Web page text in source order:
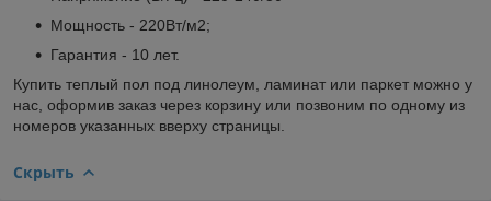
Мощность - 220Вт/м2;
Гарантия - 10 лет.
Купить теплый пол под линолеум, ламинат или паркет можно у
нас, оформив заказ через корзину или позвоним по одному из
номеров указанных вверху страницы.
Скрыть